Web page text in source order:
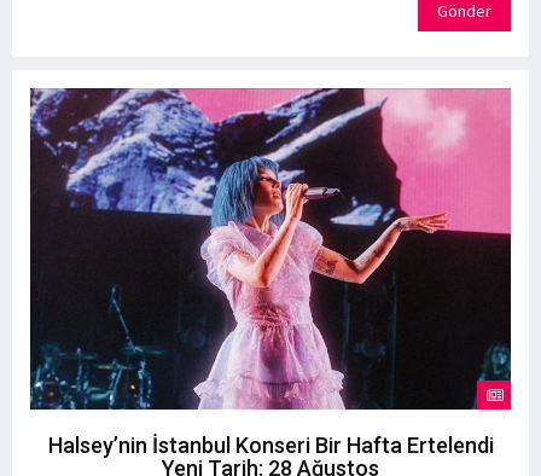
Gönder
Halsey’nin İstanbul Konseri Bir Hafta Ertelendi
Yeni Tarih: 28 Ağustos